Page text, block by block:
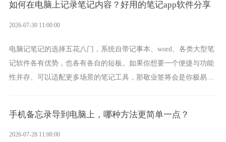
如何在电脑上记录笔记内容？好用的笔记app软件分享
2026-07-30 11:00:00
电脑记笔记的选择五花八门，系统自带记事本、word、各类大型笔
记软件各有优势，也各有各自的短板。如果你想要一个便捷与功能
性并存、可以适配更多场景的笔记工具，那敬业签将会是你极易上
手机备忘录导到电脑上，哪种方法更简单一点？
2026-07-28 11:00:00